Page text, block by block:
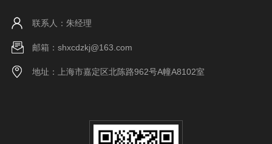
联系人：朱经理
邮箱：shxcdzkj@163.com
地址：上海市嘉定区北陈路962号A幢A8102室